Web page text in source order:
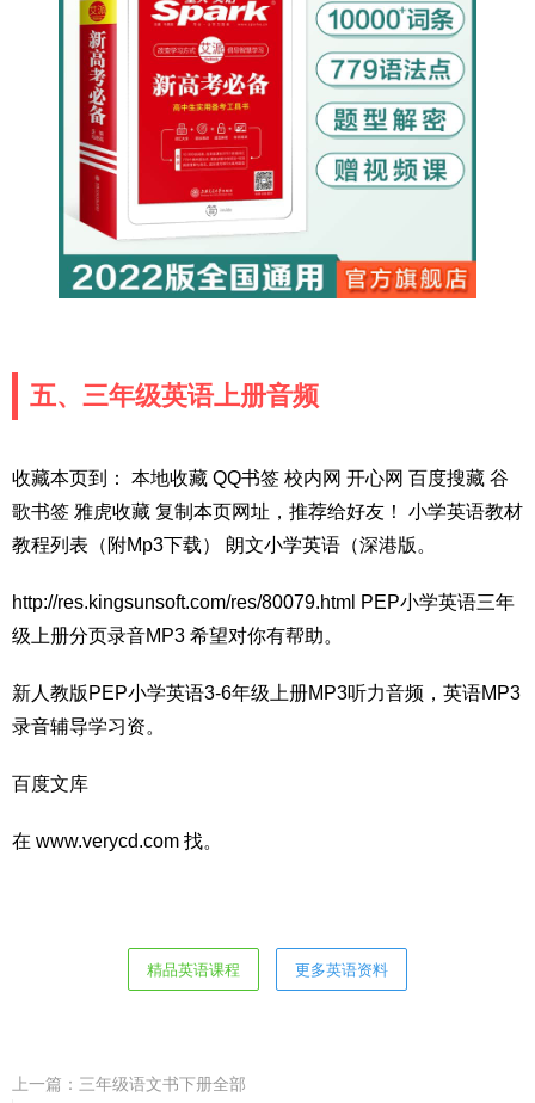
五、三年级英语上册音频
收藏本页到： 本地收藏 QQ书签 校内网 开心网 百度搜藏 谷
歌书签 雅虎收藏 复制本页网址，推荐给好友！ 小学英语教材
教程列表（附Mp3下载） 朗文小学英语（深港版。
http://res.kingsunsoft.com/res/80079.html PEP小学英语三年
级上册分页录音MP3 希望对你有帮助。
新人教版PEP小学英语3-6年级上册MP3听力音频，英语MP3
录音辅导学习资。
百度文库
在 www.verycd.com 找。
精品英语课程 更多英语资料
上一篇： 三年级语文书下册全部